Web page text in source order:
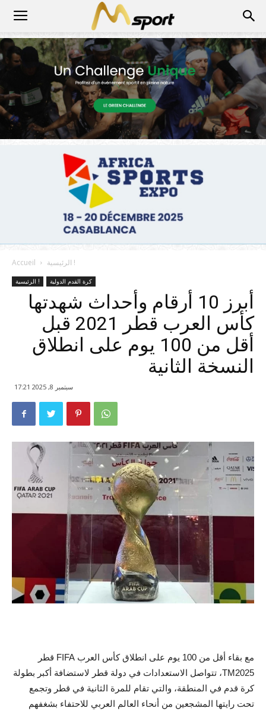
Accueil الرئيسية !
الرئيسية ! كرة القدم الدولية
أبرز 10 أرقام وأحداث شهدتها
كأس العرب قطر 2021 قبل
أقل من 100 يوم على انطلاق
النسخة الثانية
سبتمبر 8, 2025 17:21
مع بقاء أقل من 100 يوم على انطلاق كأس العرب FIFA قطر
TM2025، تتواصل الاستعدادات في دولة قطر لاستضافة أكبر بطولة
كرة قدم في المنطقة، والتي تقام للمرة الثانية في قطر وتجمع
تحت رايتها المشجعين من أنحاء العالم العربي للاحتفاء بشغفهم